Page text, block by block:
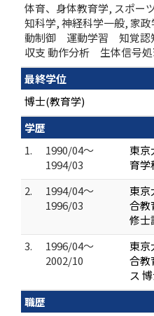
体育、身体教育学, スポー
知科学, 神経科学一般, 家
動制御 運動学習 知覚
収支 動作分析 生体信号
最終学位
博士(教育学)
学歴
1.
1990/04～
1994/03
東京
育学
2.
1994/04～
1996/03
東京
合教
修士
3.
1996/04～
2002/10
東京
合教
ス
職歴